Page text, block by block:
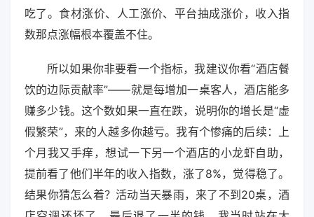
吃了。食材涨价、人工涨价、平台抽成涨价，收入指
数那点涨幅根本覆盖不住。
所以如果你非要看一个指标，我建议你看“酒店餐
饮的边际贡献率”——就是每增加一桌客人，酒店能多
赚多少钱。这个数如果一直在跌，说明你的增长是“虚
假繁荣”，来的人越多你越亏。我有个惨痛的后续：上
个月我又手痒，想试一下另一个酒店的小龙虾自助，
提前看了他们半年的收入指数，涨了8%，觉得稳了。
结果你猜怎么着？活动当天暴雨，来了不到20桌，酒